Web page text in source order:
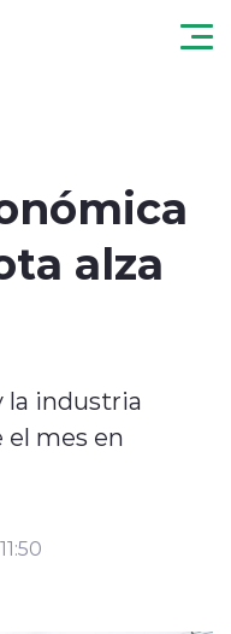
alza
la industria
mes en
11:50